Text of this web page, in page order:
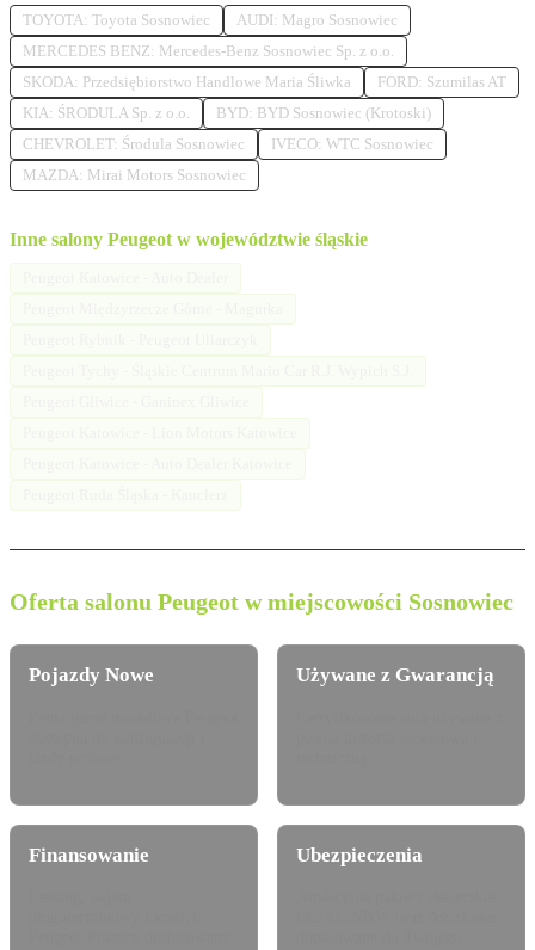
TOYOTA: Toyota Sosnowiec
AUDI: Magro Sosnowiec
MERCEDES BENZ: Mercedes-Benz Sosnowiec Sp. z o.o.
SKODA: Przedsiębiorstwo Handlowe Maria Śliwka
FORD: Szumilas AT
KIA: ŚRODULA Sp. z o.o.
BYD: BYD Sosnowiec (Krotoski)
CHEVROLET: Środula Sosnowiec
IVECO: WTC Sosnowiec
MAZDA: Mirai Motors Sosnowiec
Inne salony Peugeot w województwie śląskie
Oferta salonu Peugeot w miejscowości Sosnowiec
Pojazdy Nowe Używane z Gwarancją
Finansowanie Ubezpieczenia